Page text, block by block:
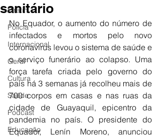
Piratini
Polícia
Internacional
Geral
Cultura
Saúde
Podcast
Educação
sanitário
No Equador, o aumento do número de
infectados e mortos pelo novo
coronavírus levou o sistema de saúde e
o serviço funerário ao colapso. Uma
força tarefa criada pelo governo do
país há 3 semanas já recolheu mais de
700 corpos em casas e nas ruas da
cidade de Guayaquil, epicentro da
pandemia no país. O presidente do
Equador, Lenín Moreno, anunciou